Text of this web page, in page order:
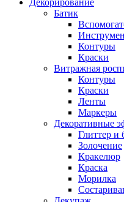
Декорирование
Батик
Контуры
Краски
Витражная
Контуры
Краски
Ленты
Маркеры
Декоративные
Глиттер и
Золочение
Кракелюр
Краска
Морилка